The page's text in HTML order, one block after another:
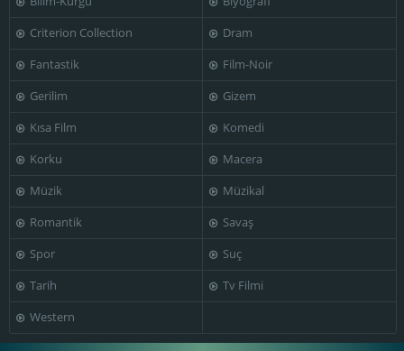
Mark Johnson
Criterion Collection
Dram
Fantastik
Film-Noir
Gerilim
Gizem
Kısa Film
Komedi
Korku
Macera
Müzik
Müzikal
Romantik
Savaş
Spor
Suç
Tarih
Tv Filmi
Western